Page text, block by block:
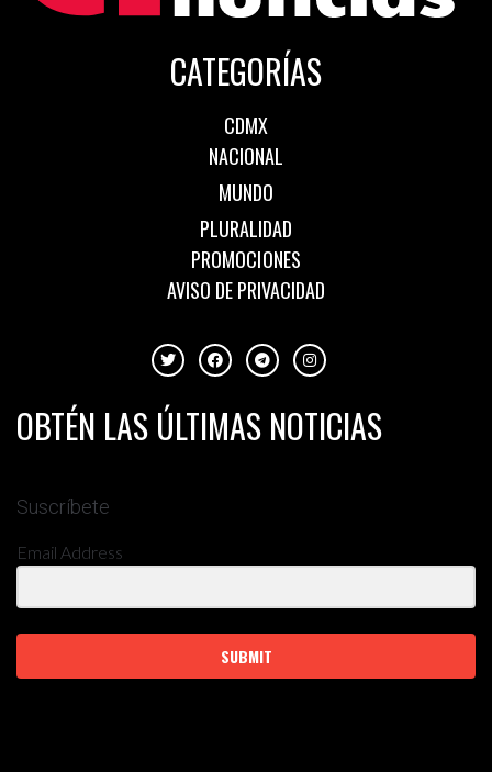
CATEGORÍAS
CDMX
NACIONAL
MUNDO
PLURALIDAD
PROMOCIONES
AVISO DE PRIVACIDAD
OBTÉN LAS ÚLTIMAS NOTICIAS
Suscríbete
Email Address
SUBMIT